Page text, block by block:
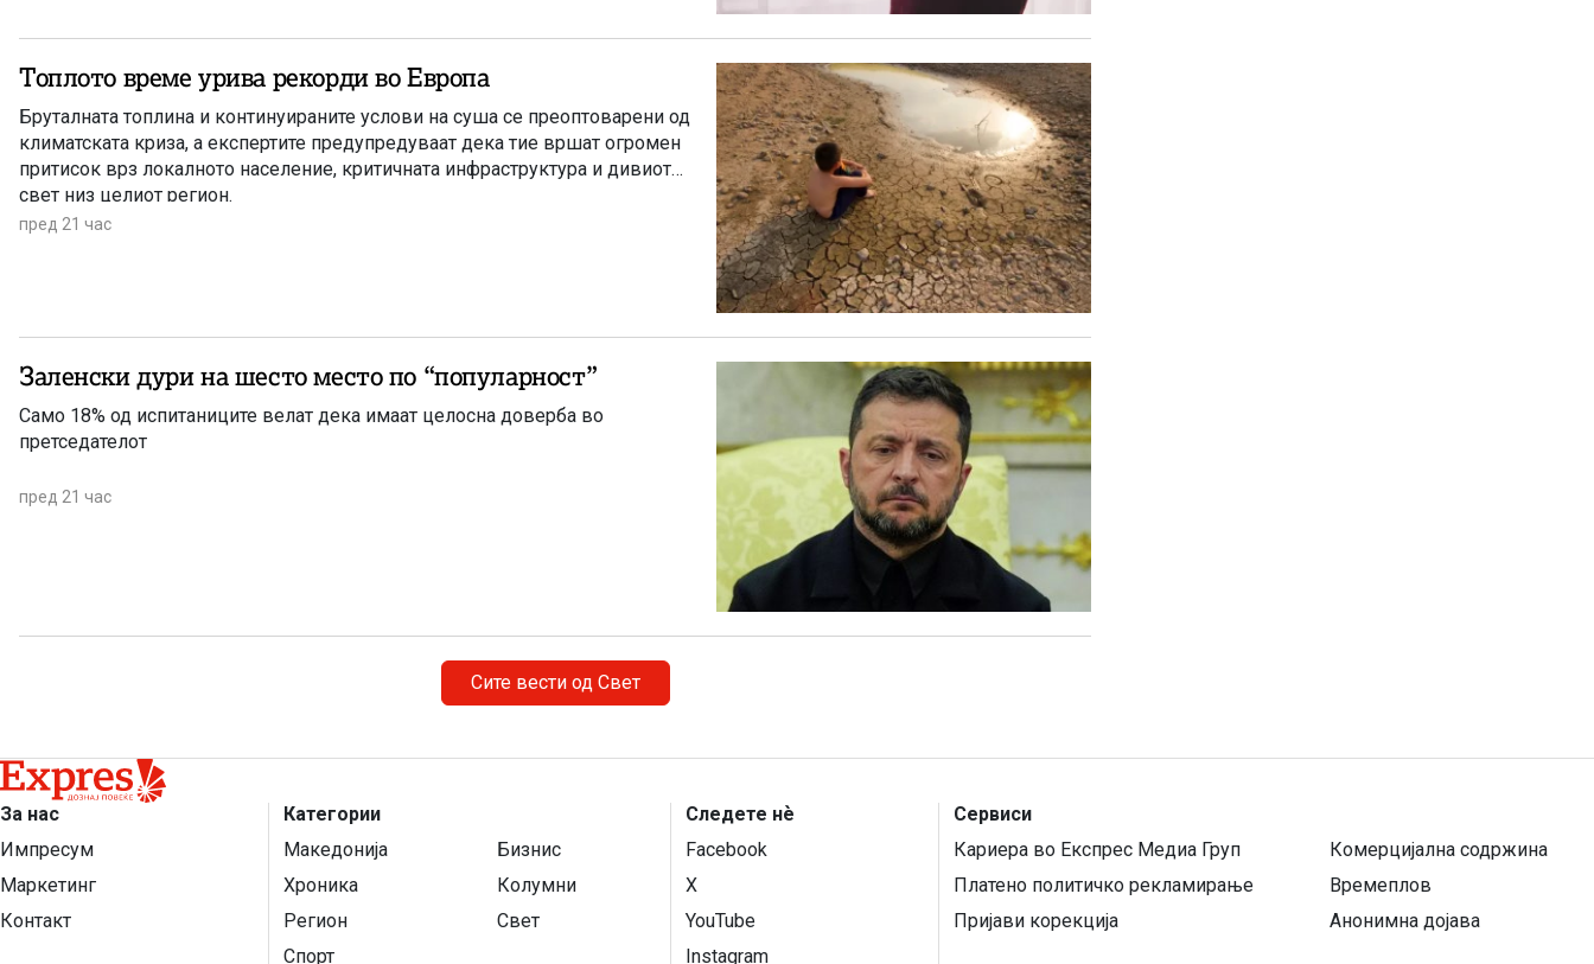
Топлото време урива рекорди во Европа
Бруталната топлина и континуираните услови на суша се преоптоварени од
климатската криза, а експертите предупредуваат дека тие вршат огромен
притисок врз локалното население, критичната инфраструктура и дивиот
свет низ целиот регион.
пред 21 час
Заленски дури на шесто место по “популарност”
Само 18% од испитаниците велат дека имаат целосна доверба во
претседателот
пред 21 час
Сите вести од Свет
За нас
Импресум
Маркетинг
Контакт
Категории
Македонија
Бизнис
Хроника
Колумни
Регион
Свет
Спорт
Следете нѐ
Facebook
X
YouTube
Instagram
Сервиси
Кариера во Експрес Медиа Груп
Комерцијална содржина
Платено политичко рекламирање
Времеплов
Пријави корекција
Анонимна дојава